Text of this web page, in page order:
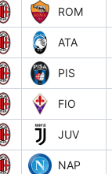
ROM
ATA
PIS
FIO
JUV
NAP